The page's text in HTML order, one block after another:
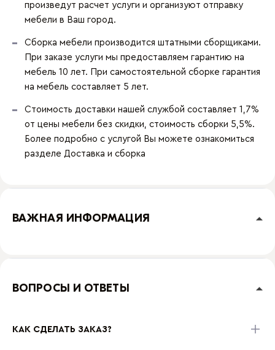
произведут расчет услуги и организуют отправку
мебели в Ваш город.
Сборка мебели производится штатными сборщиками.
При заказе услуги мы предоставляем гарантию на
мебель 10 лет. При самостоятельной сборке гарантия
на мебель составляет 5 лет.
Стоимость доставки нашей службой составляет 1,7%
от цены мебели без скидки, стоимость сборки 5,5%.
Более подробно с услугой Вы можете ознакомиться
разделе Доставка и сборка
ВАЖНАЯ ИНФОРМАЦИЯ
ВОПРОСЫ И ОТВЕТЫ
КАК СДЕЛАТЬ ЗАКАЗ?